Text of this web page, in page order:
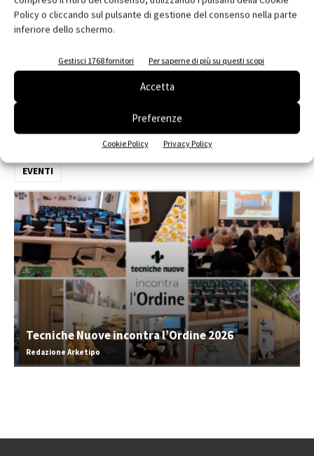
Policy o cliccando sul pulsante di gestione del consenso nella parte
inferiore dello schermo.
Gestisci 1768 fornitori Per saperne di più su questi scopi
Accetta
Preferenze
Cookie Policy Privacy Policy
Edicola web
Abbonati e regala
Iscriviti alla newsletter
EVENTI
Tecniche Nuove incontra l’Ordine 2026
Redazione Arketipo